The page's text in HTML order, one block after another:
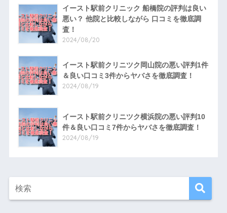
イースト駅前クリニック 船橋院の評判は良い
悪い？ 他院と比較しながら 口コミを徹底調
査！
2024/08/20
イースト駅前クリニツク岡山院の悪い評判1件
＆良い口コミ3件からヤバさを徹底調査！
2024/08/19
イースト駅前クリニツク横浜院の悪い評判10
件＆良い口コミ7件からヤバさを徹底調査！
2024/08/19